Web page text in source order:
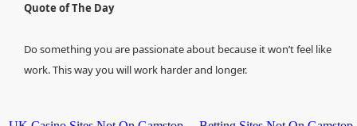
Quote of The Day
Do something you are passionate about because it won’t feel like
work. This way you will work harder and longer.